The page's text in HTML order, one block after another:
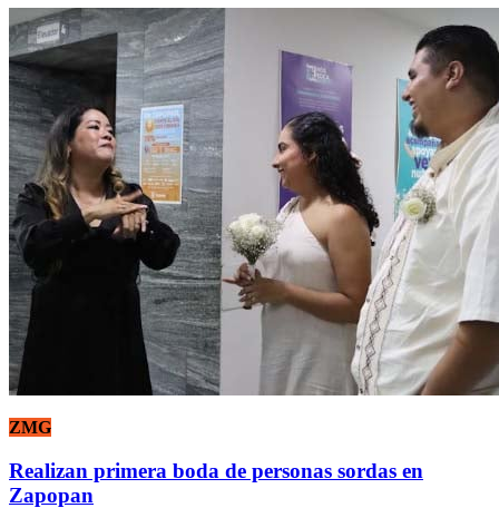
ZMG
Realizan primera boda de personas sordas en
Zapopan